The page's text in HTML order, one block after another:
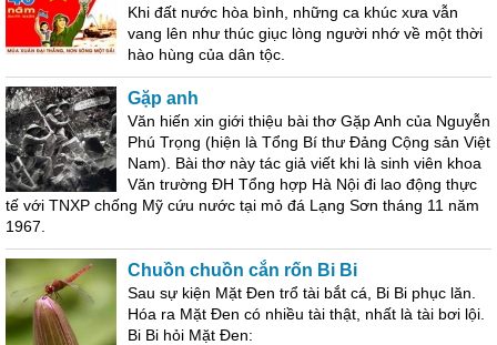
Khi đất nước hòa bình, những ca khúc xưa vẫn
vang lên như thúc giục lòng người nhớ về một thời
hào hùng của dân tộc.
Gặp anh
Văn hiến xin giới thiệu bài thơ Gặp Anh của Nguyễn
Phú Trọng (hiện là Tổng Bí thư Đảng Cộng sản Việt
Nam). Bài thơ này tác giả viết khi là sinh viên khoa
Văn trường ĐH Tổng hợp Hà Nội đi lao động thực
tế với TNXP chống Mỹ cứu nước tại mỏ đá Lạng Sơn tháng 11 năm
1967.
Chuồn chuồn cắn rốn Bi Bi
Sau sự kiện Mặt Đen trổ tài bắt cá, Bi Bi phục lăn.
Hóa ra Mặt Đen có nhiều tài thật, nhất là tài bơi lội.
Bi Bi hỏi Mặt Đen: